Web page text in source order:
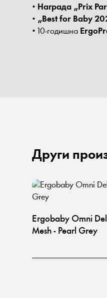
• Награда „Prix
• „Best for Baby
• 10-годишна
Други
Ergobaby Omni
Mesh - Pearl Grey